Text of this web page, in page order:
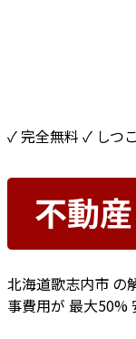
✓ 完全無料 ✓ しつ
北海道歌志内市 の
事費用が 最大50%